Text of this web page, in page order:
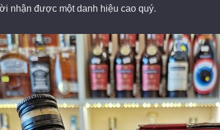
nhận được một danh hiệu cao quý.